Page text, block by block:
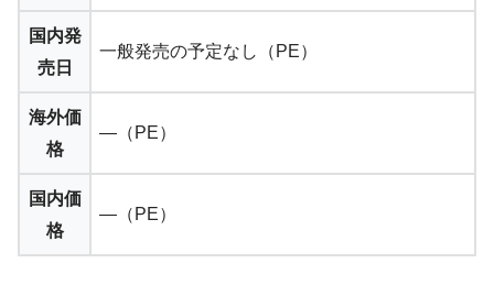
国内発
売日
一般発売の予定なし（PE）
海外価
格
—（PE）
国内価
格
—（PE）